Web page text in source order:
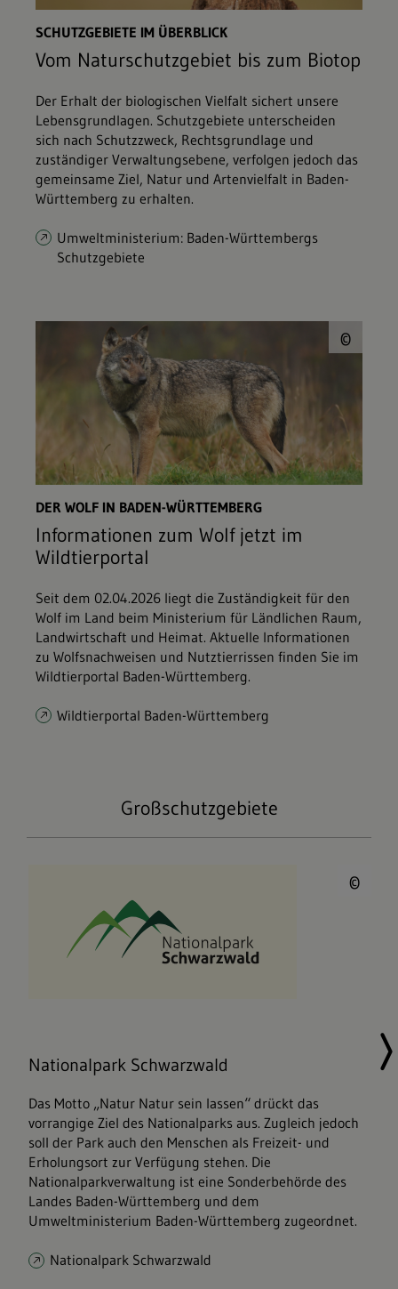
SCHUTZGEBIETE IM ÜBERBLICK
Vom Naturschutzgebiet bis zum Biotop
Der Erhalt der biologischen Vielfalt sichert unsere
Lebensgrundlagen. Schutzgebiete unterscheiden
sich nach Schutzzweck, Rechtsgrundlage und
zuständiger Verwaltungsebene, verfolgen jedoch das
gemeinsame Ziel, Natur und Artenvielfalt in Baden-
Württemberg zu erhalten.
Umweltministerium: Baden-Württembergs
Schutzgebiete
©
DER WOLF IN BADEN-WÜRTTEMBERG
Informationen zum Wolf jetzt im
Wildtierportal
Seit dem 02.04.2026 liegt die Zuständigkeit für den
Wolf im Land beim Ministerium für Ländlichen Raum,
Landwirtschaft und Heimat. Aktuelle Informationen
zu Wolfsnachweisen und Nutztierrissen finden Sie im
Wildtierportal Baden-Württemberg.
Wildtierportal Baden-Württemberg
Großschutzgebiete
©
Nationalpark Schwarzwald
Das Motto „Natur Natur sein lassen“ drückt das
vorrangige Ziel des Nationalparks aus. Zugleich jedoch
soll der Park auch den Menschen als Freizeit- und
Erholungsort zur Verfügung stehen. Die
Nationalparkverwaltung ist eine Sonderbehörde des
Landes Baden-Württemberg und dem
Umweltministerium Baden-Württemberg zugeordnet.
Nationalpark Schwarzwald